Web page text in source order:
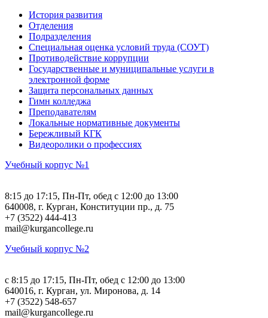
История развития
Отделения
Подразделения
Специальная оценка условий труда (СОУТ)
Противодействие коррупции
Государственные и муниципальные услуги в
электронной форме
Защита персональных данных
Гимн колледжа
Преподавателям
Локальные нормативные документы
Бережливый КГК
Видеоролики о профессиях
Учебный корпус №1
8:15 до 17:15, Пн-Пт, обед с 12:00 до 13:00
640008, г. Курган, Конституции пр., д. 75
+7 (3522) 444-413
mail@kurgancollege.ru
Учебный корпус №2
c 8:15 до 17:15, Пн-Пт, обед с 12:00 до 13:00
640016, г. Курган, ул. Миронова, д. 14
+7 (3522) 548-657
mail@kurgancollege.ru